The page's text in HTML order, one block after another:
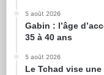
5 août 2026
Gabin : l’âge
35 à 40 ans
5 août 2026
Le Tchad vise une